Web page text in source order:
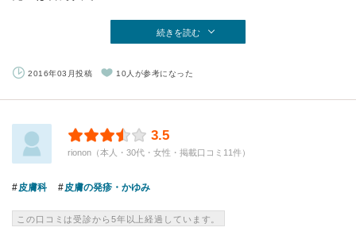
続きを読む
2016年03月投稿 10人が参考になった
3.5
rionon（本人・30代・女性・掲載口コミ11件）
皮膚科 皮膚の発疹・かゆみ
この口コミは受診から5年以上経過しています。